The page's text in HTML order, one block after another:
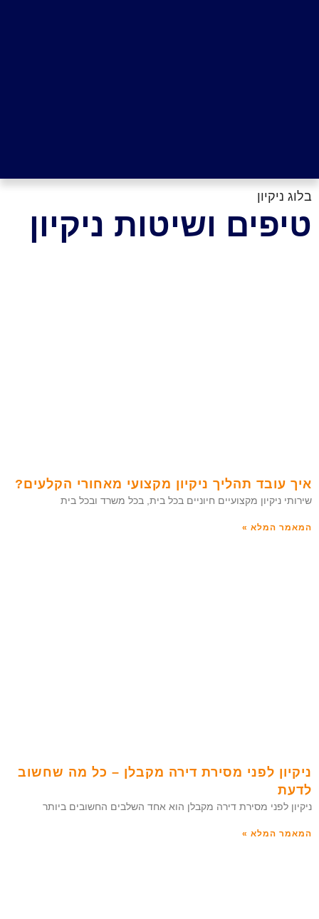
בלוג ניקיון
טיפים ושיטות ניקיון
איך עובד תהליך ניקיון מקצועי מאחורי הקלעים?
שירותי ניקיון מקצועיים חיוניים בכל בית, בכל משרד ובכל בית
המאמר המלא »
ניקיון לפני מסירת דירה מקבלן – כל מה שחשוב
לדעת
ניקיון לפני מסירת דירה מקבלן הוא אחד השלבים החשובים ביותר
המאמר המלא »